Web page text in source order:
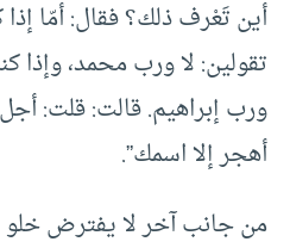
أين تَعْرف ذلك؟ فقال: أمّا
تقولين: لا ورب محمد،
ورب إبراهيم. قالت: قلت: أجل
أهجر إلا اسمك”.
من جانب آخر لا يفترض خلو